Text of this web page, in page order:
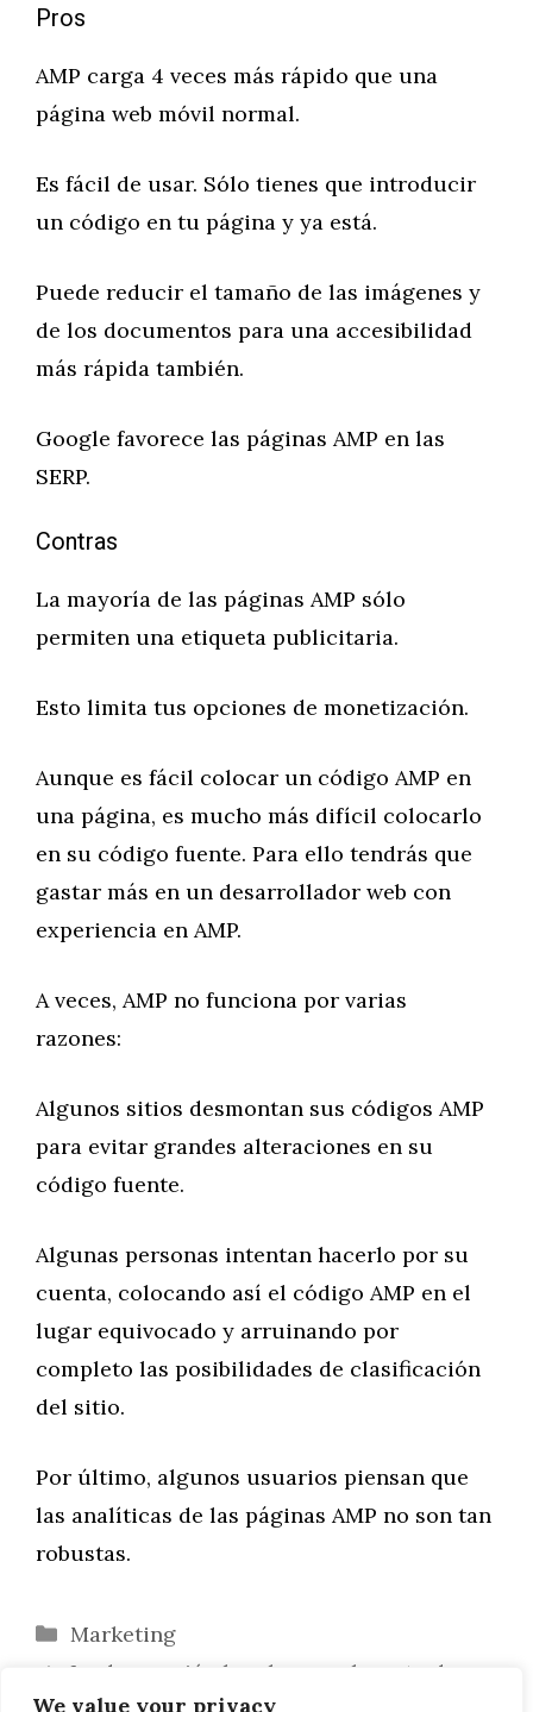
We value your privacy
Pros
AMP carga 4 veces más rápido que una
página web móvil normal.
Es fácil de usar. Sólo tienes que introducir
un código en tu página y ya está.
Puede reducir el tamaño de las imágenes y
de los documentos para una accesibilidad
más rápida también.
Google favorece las páginas AMP en las
SERP.
Contras
La mayoría de las páginas AMP sólo
permiten una etiqueta publicitaria.
Esto limita tus opciones de monetización.
Aunque es fácil colocar un código AMP en
una página, es mucho más difícil colocarlo
en su código fuente. Para ello tendrás que
gastar más en un desarrollador web con
experiencia en AMP.
A veces, AMP no funciona por varias
razones:
Algunos sitios desmontan sus códigos AMP
para evitar grandes alteraciones en su
código fuente.
Algunas personas intentan hacerlo por su
cuenta, colocando así el código AMP en el
lugar equivocado y arruinando por
completo las posibilidades de clasificación
del sitio.
Por último, algunos usuarios piensan que
las analíticas de las páginas AMP no son tan
robustas.
Categorías
Marketing
La decoración bereber en el punto de